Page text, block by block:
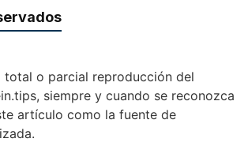
o parcial reproducción del
siempre y cuando se reconozca
artículo como la fuente de